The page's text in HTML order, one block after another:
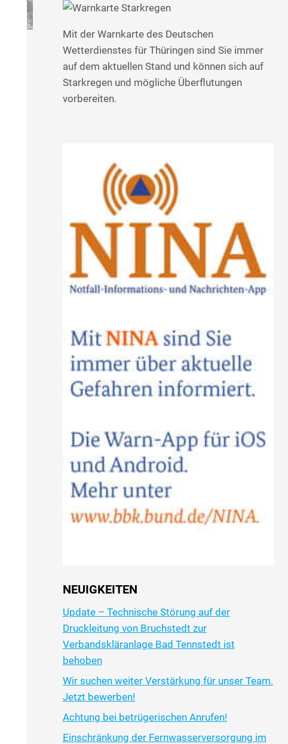
Mit der Warnkarte des Deutschen
Wetterdienstes für Thüringen sind Sie immer
auf dem aktuellen Stand und können sich auf
Starkregen und mögliche Überflutungen
vorbereiten.
NEUIGKEITEN
Update – Technische Störung auf der
Druckleitung von Bruchstedt zur
Verbandskläranlage Bad Tennstedt ist
behoben
Wir suchen weiter Verstärkung für unser Team.
Jetzt bewerben!
Achtung bei betrügerischen Anrufen!
Einschränkung der Fernwasserversorgung im